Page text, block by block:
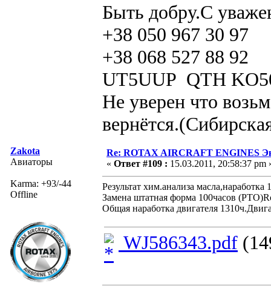
Быть добру.С
+38 050 967 30 97
+38 068 527 88 92
UT5UUP QTH
Не уверен что
Zakota
Авиаторы
Karma: +93/-44
Offline
Re: ROTAX AIRCRAFT ENGINES
« Ответ #109 : 15.03.2011, 20:58:37 pm
Результат хим.анализа масла,наработка
Замена штатная форма 100часов
Общая наработка двигателя
WJ586343.pdf